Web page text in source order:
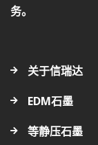
务。
关于信瑞达
EDM石墨
等静压石墨